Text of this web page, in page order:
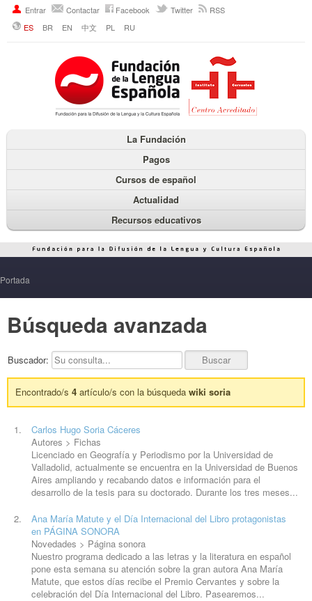
Entrar Contactar Facebook Twitter
RSS
ES
BR EN 中文 PL RU
La Fundación
Pagos
Cursos de español
Actualidad
Recursos educativos
Portada
Búsqueda avanzada
Buscador:
Encontrado/s4 artículo/s con la búsquedawiki soria
Carlos Hugo Soria Cáceres
Autores > Fichas
Licenciado en Geografía y Periodismo por la Universidad de
Valladolid, actualmente se encuentra en la Universidad de Buenos
Aires ampliando y recabando datos e información para el
desarrollo de la tesis para su doctorado. Durante los tres meses...
Ana María Matute y el Día Internacional del Libro protagonistas
en PÁGINA SONORA
Novedades > Página sonora
Nuestro programa dedicado a las letras y la literatura en español
pone esta semana su atención sobre la gran autora Ana María
Matute, que estos días recibe el Premio Cervantes y sobre la
celebración del Día Internacional del Libro. Pasearemos...